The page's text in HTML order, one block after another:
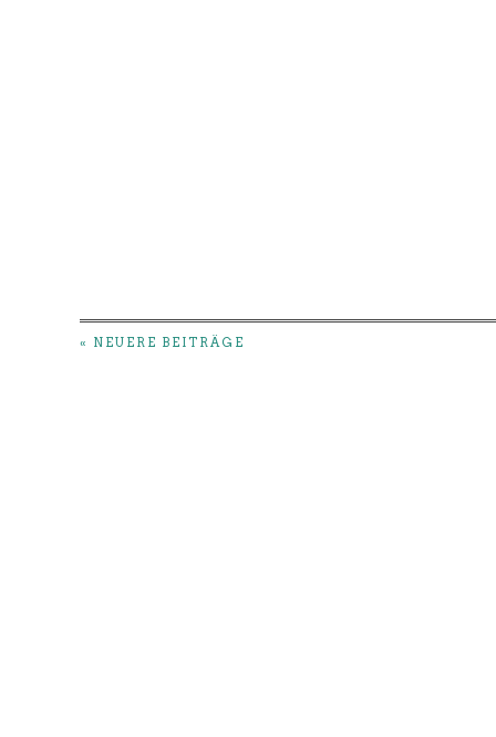
« NEUERE BEITRÄGE